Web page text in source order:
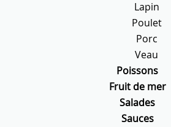
Lapin
Poulet
Porc
Veau
Poissons
Fruit de mer
Salades
Sauces